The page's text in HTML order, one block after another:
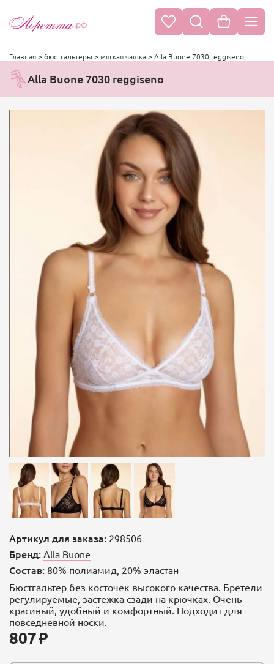
.рф
Главная> бюстгальтеры > мягкая чашка> Alla Buone 7030 reggiseno
Alla Buone 7030 reggiseno
Артикул для заказа: 298506
Бренд: Alla Buone
Состав: 80% полиамид, 20% эластан
Бюстгальтер без косточек высокого качества. Бретели
регулируемые, застежка сзади на крючках. Очень
красивый, удобный и комфортный. Подходит для
повседневной носки.
807